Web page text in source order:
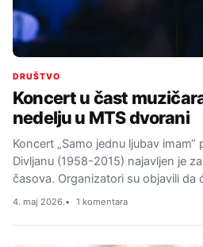
DRUŠTVO
Koncert u čast
nedelju u MTS dvorani
Koncert „Samo jednu ljubav
Divljanu (1958-2015) najavljen je
časova. Organizatori su objavili da
4. maj 2026. 1 komentara